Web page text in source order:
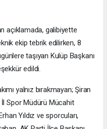
açıklamada, galibiyette
ekip tebrik edilirken, 8
taşıyan Kulüp Başkanı
edildi.
yalnız bırakmayan; Şiran
İl Spor Müdürü Mücahit
Yıldız ve sporcuları,